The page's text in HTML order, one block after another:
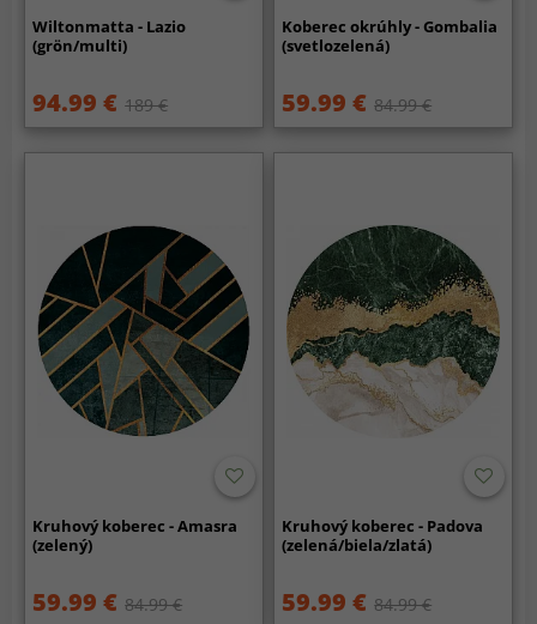
Wiltonmatta - Lazio
(grön/multi)
94.99 € 189 €
Koberec okrúhly - Gombalia
(svetlozelená)
59.99 € 84.99 €
Kruhový koberec - Amasra
(zelený)
59.99 € 84.99 €
Kruhový koberec - Padova
(zelená/biela/zlatá)
59.99 € 84.99 €